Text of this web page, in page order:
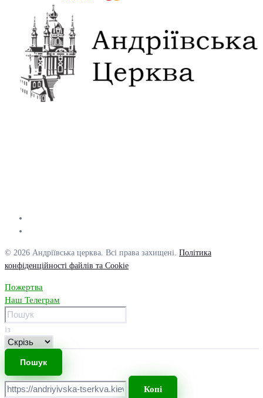
© 2026 Андріївська церква. Всі права захищені. Політика
конфіденційності файлів та Cookie
Пожертва
Наш Телеграм
із
Копі